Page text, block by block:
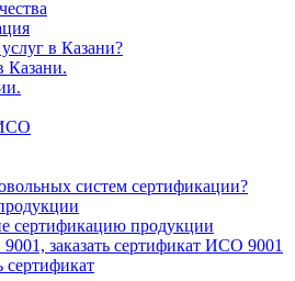
в Казани?
Казани.
систем сертификации?
сертификацию продукции
заказать сертификат ИСО 9001
сертификат